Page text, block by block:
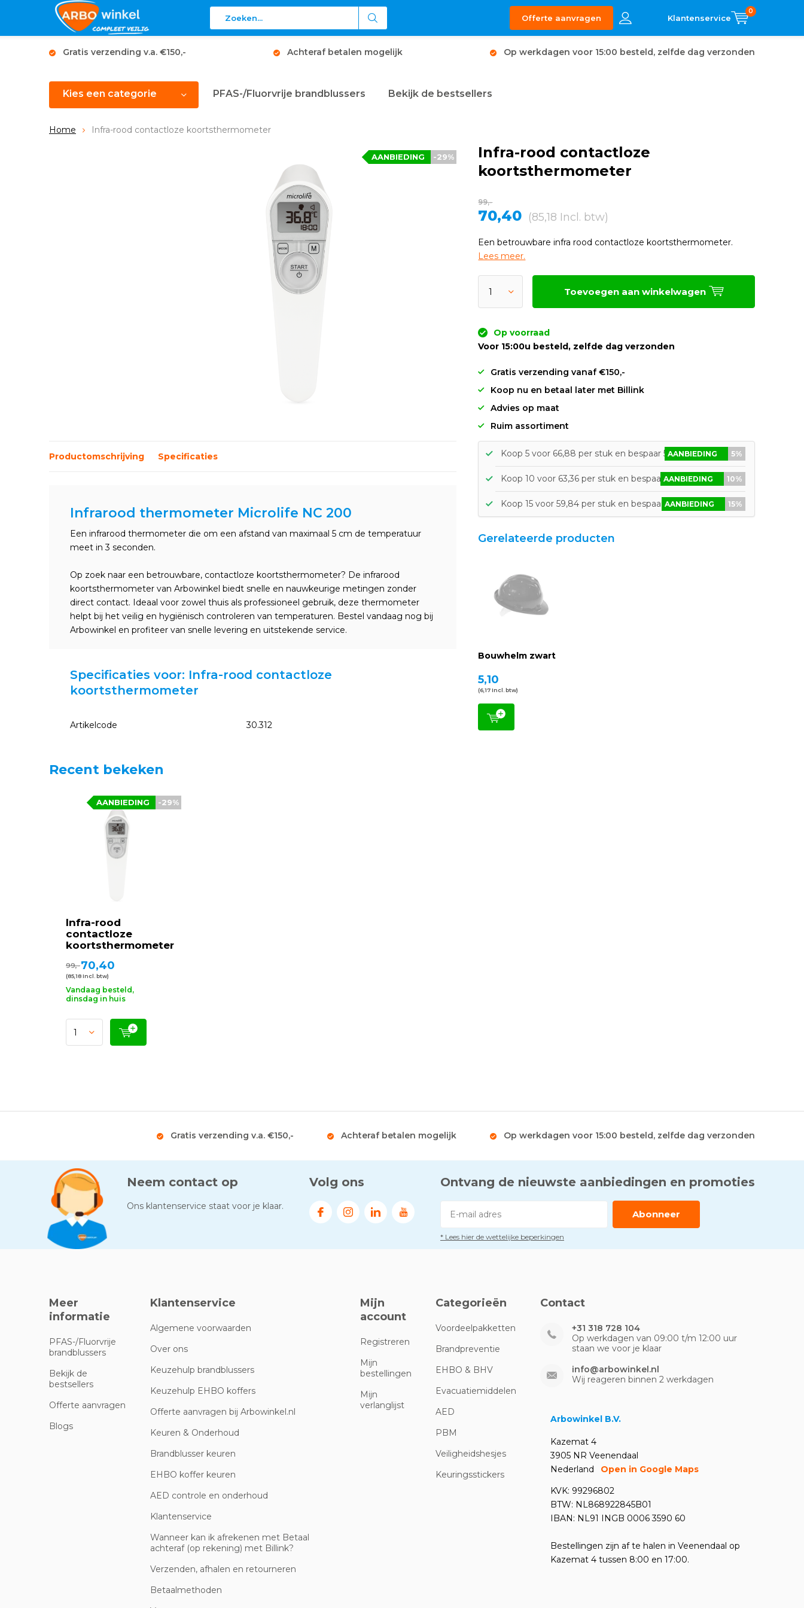
Offerte aanvragen
0
Gratis verzending v.a. €150,- Achteraf betalen mogelijk Op werkdagen voor 15:00 besteld, zelfde dag verzonden
Kies een categorie PFAS-/Fluorvrije brandblussers Bekijk de bestsellers
Home Infra-rood contactloze koortsthermometer
-29%
AANBIEDING
Infra-rood contactloze
koortsthermometer
99,-
70,40 (85,18 Incl. btw)
Een betrouwbare infra rood contactloze koortsthermometer.
Lees meer.
Toevoegen aan winkelwagen
Op voorraad
Voor 15:00u besteld, zelfde dag verzonden
Gratis verzending vanaf €150,-
Koop nu en betaal later met Billink
Advies op maat
Ruim assortiment
Productomschrijving Specificaties
Infrarood thermometer Microlife NC 200
Een infrarood thermometer die om een afstand van maximaal 5 cm de temperatuur
meet in 3 seconden.
Op zoek naar een betrouwbare, contactloze koortsthermometer? De infrarood
koortsthermometer van Arbowinkel biedt snelle en nauwkeurige metingen zonder
direct contact. Ideaal voor zowel thuis als professioneel gebruik, deze thermometer
helpt bij het veilig en hygiënisch controleren van temperaturen. Bestel vandaag nog bij
Arbowinkel en profiteer van snelle levering en uitstekende service.
Specificaties voor: Infra-rood contactloze
koortsthermometer
Artikelcode 30.312
Koop 5 voor 66,88 per stuk en bespaar 5%AANBIEDING 5%
Koop 10 voor 63,36 per stuk en bespaar 10%AANBIEDING 10%
Koop 15 voor 59,84 per stuk en bespaar 15%AANBIEDING 15%
Gerelateerde producten
Bouwhelm zwart
5,10
(6,17 Incl. btw)
Recent bekeken
Infra-rood
contactloze
koortsthermometer
-29%
AANBIEDING
99,-70,40
(85,18 Incl. btw)
Vandaag besteld,
dinsdag in huis
Gratis verzending v.a. €150,- Achteraf betalen mogelijk Op werkdagen voor 15:00 besteld, zelfde dag verzonden
Neem contact op
Ons klantenservice staat voor je klaar.
Volg ons Ontvang de nieuwste aanbiedingen en promoties
Abonneer
* Lees hier de wettelijke beperkingen
Meer
informatie
PFAS-/Fluorvrije
brandblussers
Bekijk de
bestsellers
Offerte aanvragen
Blogs
Klantenservice
Algemene voorwaarden
Over ons
Keuzehulp brandblussers
Keuzehulp EHBO koffers
Offerte aanvragen bij Arbowinkel.nl
Keuren & Onderhoud
Brandblusser keuren
EHBO koffer keuren
AED controle en onderhoud
Klantenservice
Wanneer kan ik afrekenen met Betaal
achteraf (op rekening) met Billink?
Verzenden, afhalen en retourneren
Betaalmethoden
Mijn
account
Registreren
Mijn
bestellingen
Mijn
verlanglijst
Categorieën
Voordeelpakketten
Brandpreventie
EHBO & BHV
Evacuatiemiddelen
AED
PBM
Veiligheidshesjes
Keuringsstickers
Contact
+31 318 728 104
Op werkdagen van 09:00 t/m 12:00 uur
staan we voor je klaar
info@arbowinkel.nl
Wij reageren binnen 2 werkdagen
Arbowinkel B.V.
Kazemat 4
3905 NR Veenendaal
Nederland
Open in Google Maps
KVK: 99296802
BTW: NL868922845B01
IBAN: NL91 INGB 0006 3590 60
Bestellingen zijn af te halen in Veenendaal op
Kazemat 4 tussen 8:00 en 17:00.